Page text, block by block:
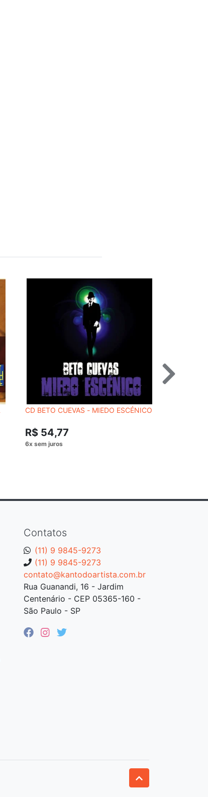
CD BETO CUEVAS - MIEDO ESCÉNICO
R$ 54,77
Contatos
(11) 9 9845-9273
(11) 9 9845-9273
contato@kantodoartista.com.br
Rua Guanandi, 16 - Jardim
Centenário - CEP 05365-160 -
São Paulo - SP